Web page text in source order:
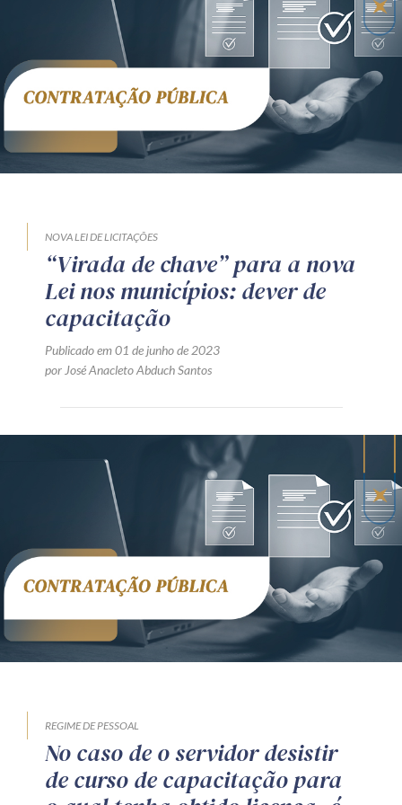
Receba por RSS
Av. Sete de Setembro, 4698
80240-000
Telefone (41) 2109-8666
NOVA LEI DE LICITAÇÕES
“Virada de chave” para a nova
Lei nos municípios: dever de
capacitação
Publicado em 01 de junho de 2023
por José Anacleto Abduch Santos
REGIME DE PESSOAL
No caso de o servidor desistir
de curso de capacitação para